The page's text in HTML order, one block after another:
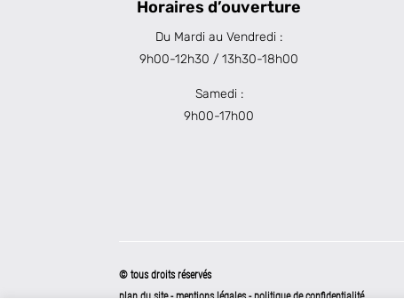
Horaires d’ouverture
Du Mardi au Vendredi :
9h00-12h30 / 13h30-18h00
Samedi :
9h00-17h00
© tous droits réservés
plan du site-mentions légales-politique de confidentialité